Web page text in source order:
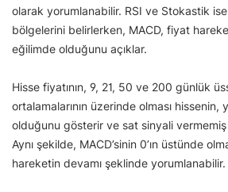
olarak yorumlanabilir. RSI ve Stokastik ise
bölgelerini belirlerken, MACD, fiyat
eğilimde olduğunu açıklar.
Hisse fiyatının, 9, 21, 50 ve 200 günlük
ortalamalarının üzerinde olması
olduğunu gösterir ve sat sinyali vermemiş
Aynı şekilde, MACD’sinin 0’ın üstünde
hareketin devamı şeklinde yorumlanabilir.